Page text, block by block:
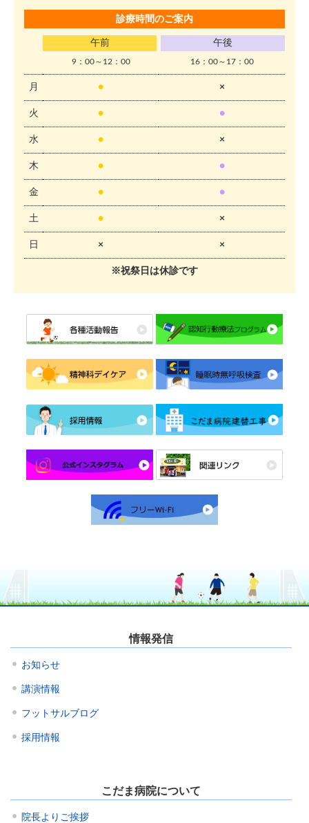
診療時間のご案内
午前 午後
9：00～12：00 16：00～17：00
月 ● ×
火 ● ●
水 ● ×
木 ● ●
金 ● ●
土 ● ×
日 × ×
※祝祭日は休診です
情報発信
お知らせ
講演情報
フットサルブログ
採用情報
こだま病院について
院長よりご挨拶